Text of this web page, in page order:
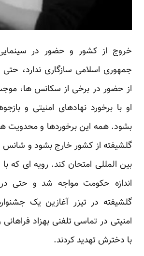
خروج از کشور و حضور در
جمهوری اسلامی سازگاری ندارد، حتی
از حضور در برخی از سکانس ها،
او با برخورد نهادهای امنیتی و
بشود. همه این برخوردها و محدویت
گلشیفته از کشور خارج بشود و شانس
بین المللی امتحان کند. رویه ای که
اندازه حکومت مواجه شد و حتی
گلشیفته در تیزر آغازین یک
امنیتی در تماسی تلفنی بهزاد
با دخترش تهدید کردند.